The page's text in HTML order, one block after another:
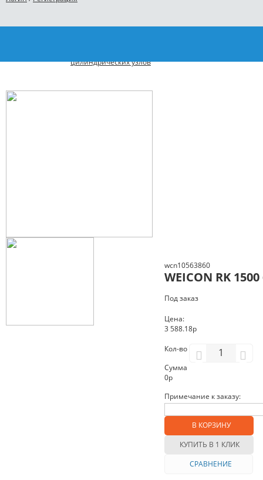
цилиндрических узлов
wcn10563860
WEICON RK
Под заказ
Цена:
3 588.18р
Кол-во
Сумма
0р
Примечание к заказу:
В КОРЗИНУ
КУПИТЬ В 1 КЛИК
СРАВНЕНИЕ